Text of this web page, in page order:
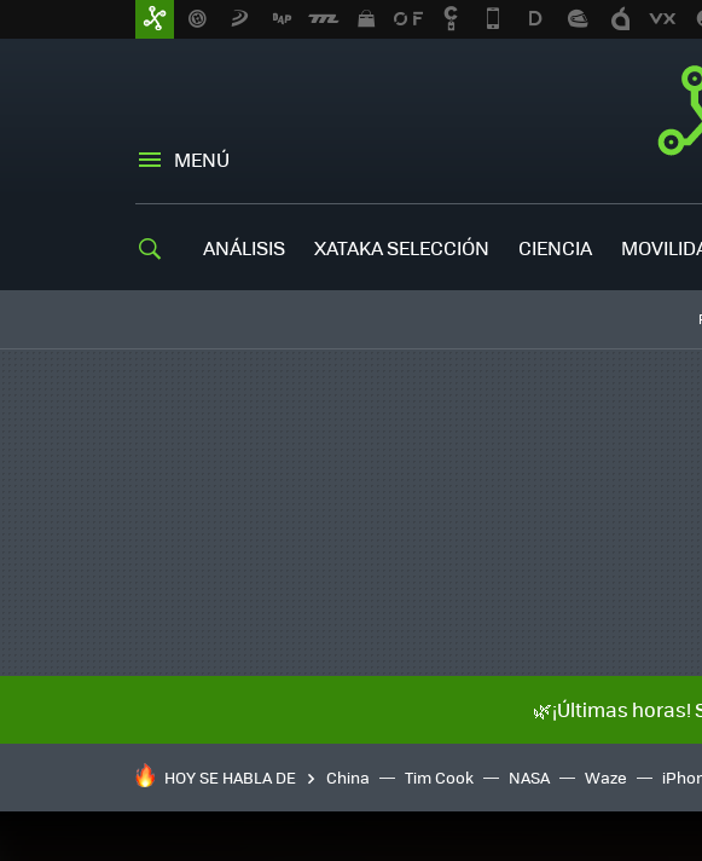
MENÚ
ANÁLISIS XATAKA SELECCIÓN CIENCIA
🌿¡Últimas
HOY SE HABLA DE China Tim Cook NASA Waze